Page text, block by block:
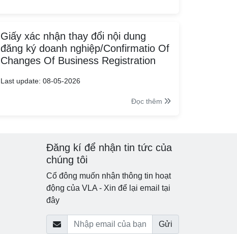
Giấy xác nhận thay đổi nội dung
đăng ký doanh nghiệp/Confirmatio Of
Changes Of Business Registration
Last update: 08-05-2026
Đọc thêm
Đăng kí để nhận tin tức của
chúng tôi
Cổ đông muốn nhận thông tin hoạt
động của VLA - Xin để lại email tại
đây
Gửi